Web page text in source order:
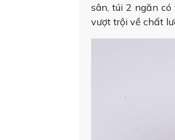
sân, túi 2 ngăn có
vượt trội về chất